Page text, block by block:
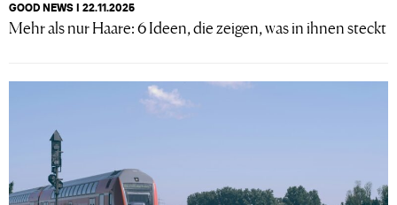
GOOD NEWS I 22.11.2025
Mehr als nur Haare: 6 Ideen, die zeigen, was in ihnen steckt